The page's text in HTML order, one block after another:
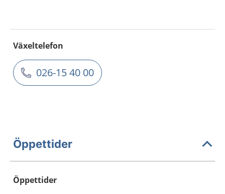
Växeltelefon
026-15 40 00
Öppettider
Öppettider